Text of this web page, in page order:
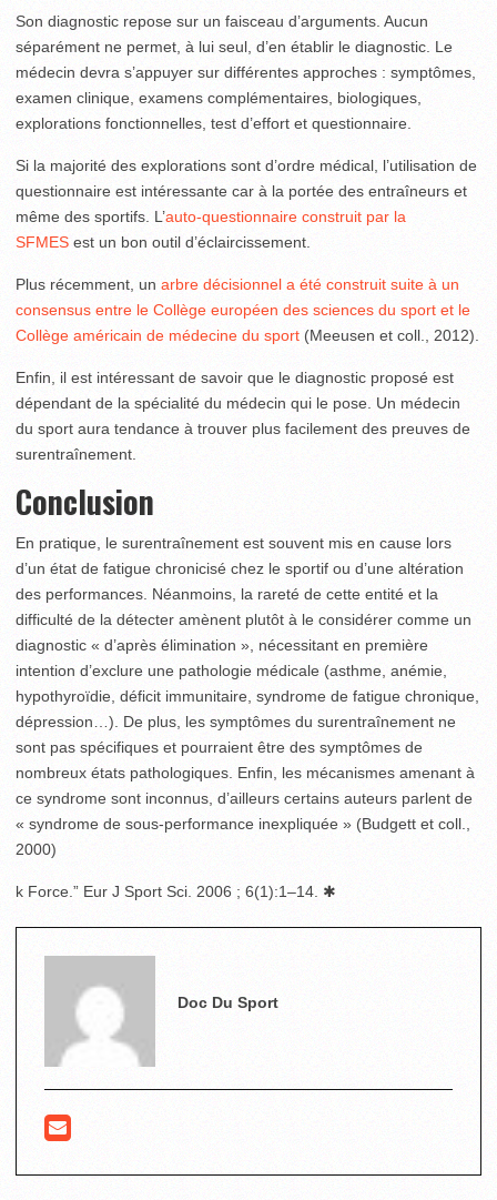
Son diagnostic repose sur un faisceau d’arguments. Aucun
séparément ne permet, à lui seul, d’en établir le diagnostic. Le
médecin devra s’appuyer sur différentes approches : symptômes,
examen clinique, examens complémentaires, biologiques,
explorations fonctionnelles, test d’effort et questionnaire.
Si la majorité des explorations sont d’ordre médical, l’utilisation de
questionnaire est intéressante car à la portée des entraîneurs et
même des sportifs. L’auto-questionnaire construit par la
SFMES est un bon outil d’éclaircissement.
Plus récemment, un arbre décisionnel a été construit suite à un
consensus entre le Collège européen des sciences du sport et le
Collège américain de médecine du sport (Meeusen et coll., 2012).
Enfin, il est intéressant de savoir que le diagnostic proposé est
dépendant de la spécialité du médecin qui le pose. Un médecin
du sport aura tendance à trouver plus facilement des preuves de
surentraînement.
Conclusion
En pratique, le surentraînement est souvent mis en cause lors
d’un état de fatigue chronicisé chez le sportif ou d’une altération
des performances. Néanmoins, la rareté de cette entité et la
difficulté de la détecter amènent plutôt à le considérer comme un
diagnostic « d’après élimination », nécessitant en première
intention d’exclure une pathologie médicale (asthme, anémie,
hypothyroïdie, déficit immunitaire, syndrome de fatigue chronique,
dépression…). De plus, les symptômes du surentraînement ne
sont pas spécifiques et pourraient être des symptômes de
nombreux états pathologiques. Enfin, les mécanismes amenant à
ce syndrome sont inconnus, d’ailleurs certains auteurs parlent de
« syndrome de sous-performance inexpliquée » (Budgett et coll.,
2000)
k Force.” Eur J Sport Sci. 2006 ; 6(1):1–14. ✱
Doc Du Sport